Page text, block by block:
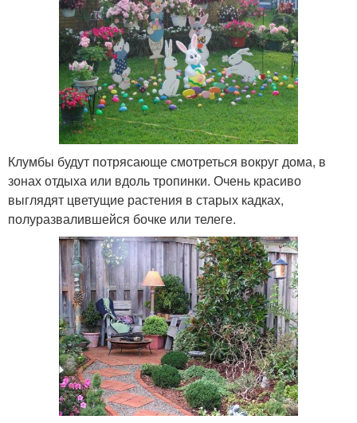
Клумбы будут потрясающе смотреться вокруг дома, в
зонах отдыха или вдоль тропинки. Очень красиво
выглядят цветущие растения в старых кадках,
полуразвалившейся бочке или телеге.